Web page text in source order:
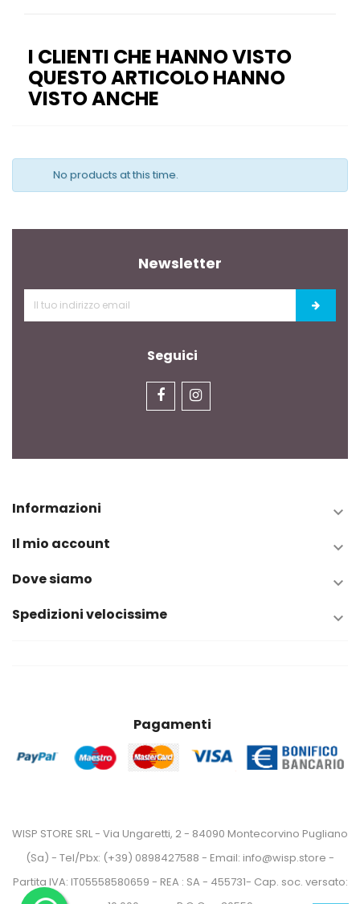
I CLIENTI CHE HANNO VISTO
QUESTO ARTICOLO HANNO
VISTO ANCHE
No products at this time.
Newsletter
Seguici
Informazioni 
Il mio account 
Dove siamo 
Spedizioni velocissime 
Pagamenti
WISP STORE SRL - Via Ungaretti, 2 - 84090 Montecorvino Pugliano
(Sa) - Tel/Pbx: (+39) 0898427588 - Email: info@wisp.store -
Partita IVA: IT05558580659 - REA : SA - 455731- Cap. soc. versato: